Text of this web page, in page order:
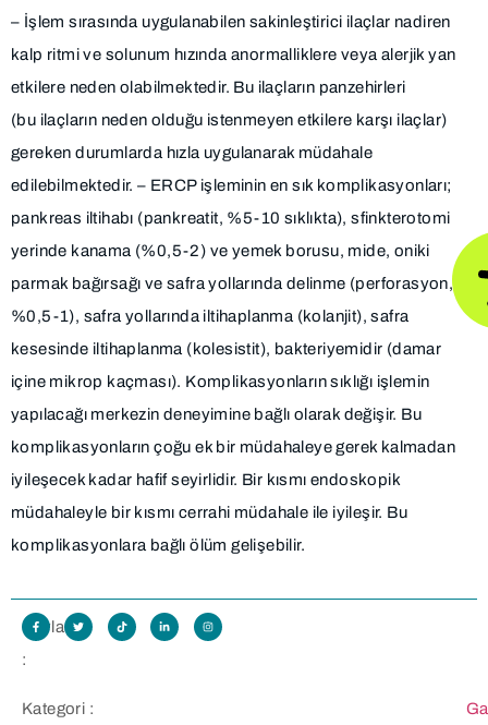
– İşlem sırasında uygulanabilen sakinleştirici ilaçlar nadiren
kalp ritmi ve solunum hızında anormalliklere veya alerjik yan
etkilere neden olabilmektedir. Bu ilaçların panzehirleri
(bu ilaçların neden olduğu istenmeyen etkilere karşı ilaçlar)
gereken durumlarda hızla uygulanarak müdahale
edilebilmektedir. – ERCP işleminin en sık komplikasyonları;
pankreas iltihabı (pankreatit, %5-10 sıklıkta), sfinkterotomi
yerinde kanama (%0,5-2) ve yemek borusu, mide, oniki
parmak bağırsağı ve safra yollarında delinme (perforasyon,
%0,5-1), safra yollarında iltihaplanma (kolanjit), safra
kesesinde iltihaplanma (kolesistit), bakteriyemidir (damar
içine mikrop kaçması). Komplikasyonların sıklığı işlemin
yapılacağı merkezin deneyimine bağlı olarak değişir. Bu
komplikasyonların çoğu ek bir müdahaleye gerek kalmadan
iyileşecek kadar hafif seyirlidir. Bir kısmı endoskopik
müdahaleyle bir kısmı cerrahi müdahale ile iyileşir. Bu
komplikasyonlara bağlı ölüm gelişebilir.
Paylaş
:
Kategori :